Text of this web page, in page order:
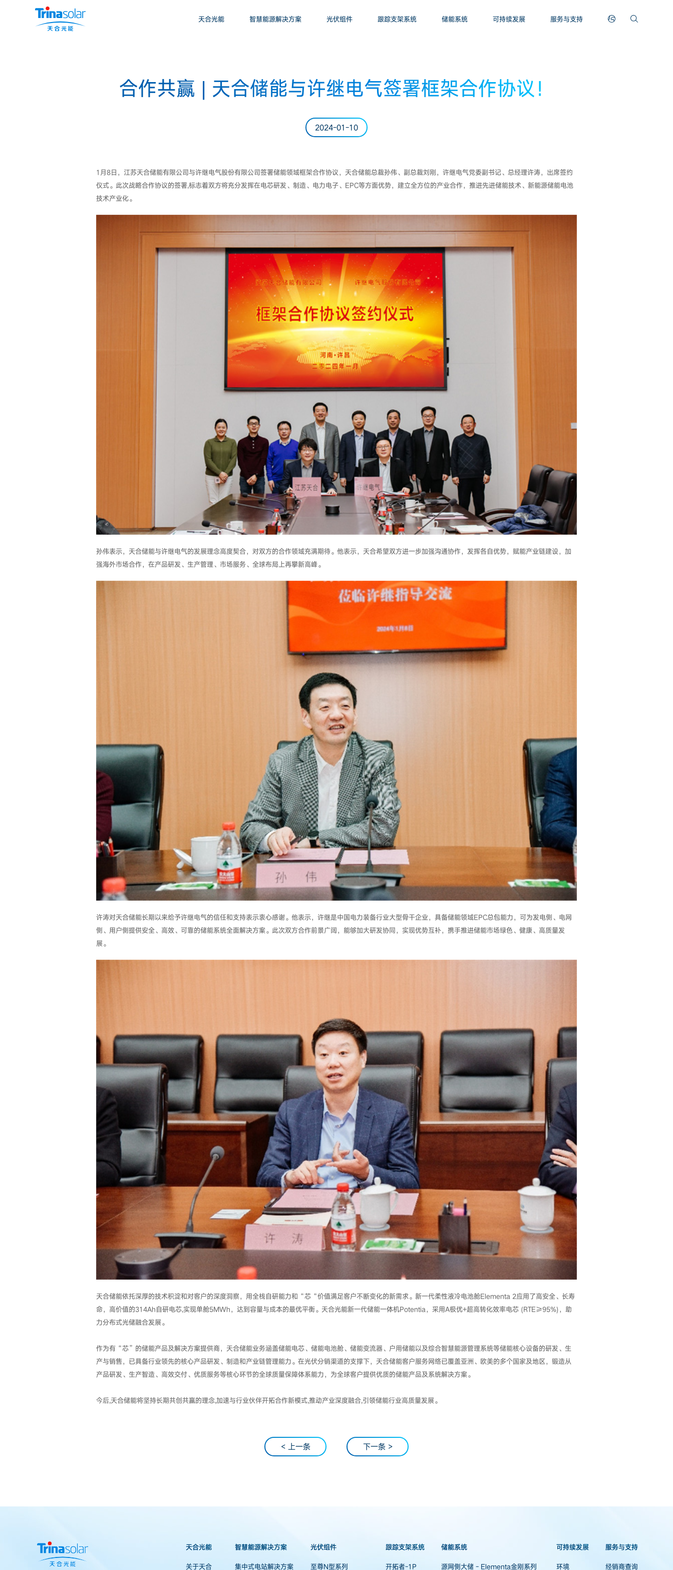
天合光能 智慧能源解决方案 光伏组件 跟踪支架系统 储能系统 可持续发展 服务与支持
合作共赢 | 天合储能与许继电气签署框架合作协议！
2024-01-10
1月8日，江苏天合储能有限公司与许继电气股份有限公司签署储能领域框架合作协议，天合储能总裁孙伟、副总裁刘刚，许继电气党委副书记、总经理许涛，出席签约
仪式。此次战略合作协议的签署,标志着双方将充分发挥在电芯研发、制造、电力电子、EPC等方面优势，建立全方位的产业合作，推进先进储能技术、新能源储能电池
技术产业化。
孙伟表示，天合储能与许继电气的发展理念高度契合，对双方的合作领域充满期待。他表示，天合希望双方进一步加强沟通协作，发挥各自优势，赋能产业链建设，加
强海外市场合作，在产品研发、生产管理、市场服务、全球布局上再攀新高峰。
许涛对天合储能长期以来给予许继电气的信任和支持表示衷心感谢。他表示，许继是中国电力装备行业大型骨干企业，具备储能领域EPC总包能力，可为发电侧、电网
侧、用户侧提供安全、高效、可靠的储能系统全面解决方案。此次双方合作前景广阔，能够加大研发协同，实现优势互补，携手推进储能市场绿色、健康、高质量发
展。
天合储能依托深厚的技术积淀和对客户的深度洞察，用全栈自研能力和“芯“价值满足客户不断变化的新需求。新一代柔性液冷电池舱Elementa 2应用了高安全、长寿
命，高价值的314Ah自研电芯,实现单舱5MWh，达到容量与成本的最优平衡。天合光能新一代储能一体机Potentia，采用A极优+超高转化效率电芯 (RTE≥95%)，助
力分布式光储融合发展。
作为有“芯”的储能产品及解决方案提供商，天合储能业务涵盖储能电芯、储能电池舱、储能变流器、户用储能以及综合智慧能源管理系统等储能核心设备的研发、生
产与销售，已具备行业领先的核心产品研发、制造和产业链管理能力。在光伏分销渠道的支撑下，天合储能客户服务网络已覆盖亚洲、欧美的多个国家及地区，锻造从
产品研发、生产智造、高效交付、优质服务等核心环节的全球质量保障体系能力，为全球客户提供优质的储能产品及系统解决方案。
今后,天合储能将坚持长期共创共赢的理念,加速与行业伙伴开拓合作新模式,推动产业深度融合,引领储能行业高质量发展。
< 上一条 下一条 >
天合光能
关于天合
智慧能源解决方案
集中式电站解决方案
光伏组件
至尊N型系列
跟踪支架系统
开拓者-1P
储能系统
源网侧大储 - Elementa金刚系列
可持续发展
环境
服务与支持
经销商查询